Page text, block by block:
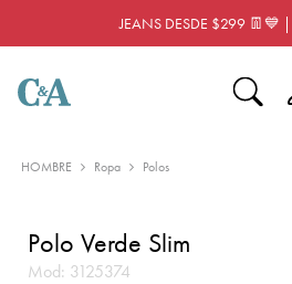
JEANS DESDE $299 👖💙
HOMBRE Ropa Polos
Polo Verde Slim
Mod: 3125374